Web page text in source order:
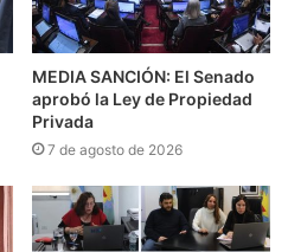
MEDIA SANCIÓN: El Senado
aprobó la Ley de Propiedad
Privada
7 de agosto de 2026